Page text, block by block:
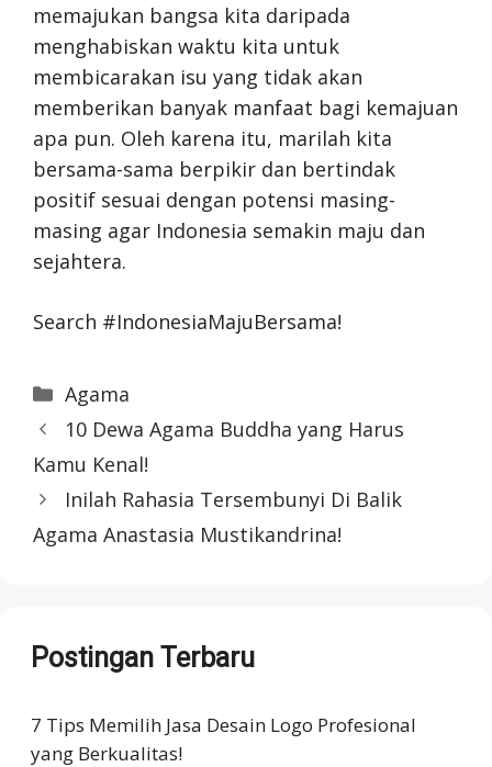
memajukan bangsa kita daripada
menghabiskan waktu kita untuk
membicarakan isu yang tidak akan
memberikan banyak manfaat bagi kemajuan
apa pun. Oleh karena itu, marilah kita
bersama-sama berpikir dan bertindak
positif sesuai dengan potensi masing-
masing agar Indonesia semakin maju dan
sejahtera.
Search #IndonesiaMajuBersama!
Categories
Agama
10 Dewa Agama Buddha yang Harus
Kamu Kenal!
Inilah Rahasia Tersembunyi Di Balik
Agama Anastasia Mustikandrina!
Postingan Terbaru
7 Tips Memilih Jasa Desain Logo Profesional
yang Berkualitas!